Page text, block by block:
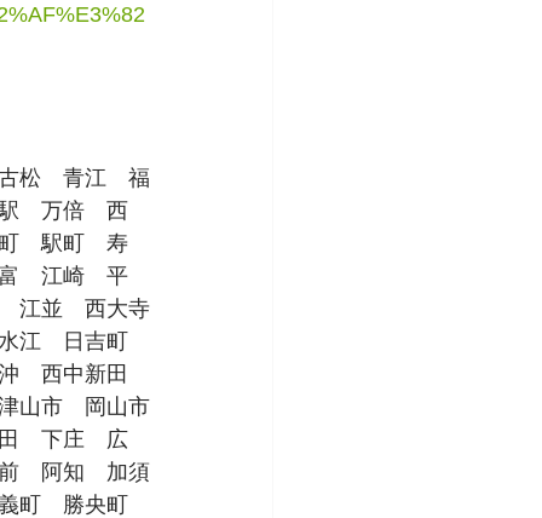
松　青江　福
　万倍　西
　駅町　寿
　江崎　平
江並　西大寺
江　日吉町
　西中新田
山市　岡山市
　下庄　広
　阿知　加須
町　勝央町